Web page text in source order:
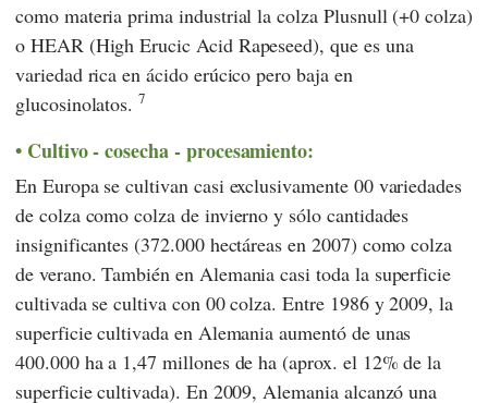
como materia prima industrial la colza Plusnull (+0 colza)
o HEAR (High Erucic Acid Rapeseed), que es una
variedad rica en ácido erúcico pero baja en
glucosinolatos.7
Cultivo - cosecha - procesamiento:
En Europa se cultivan casi exclusivamente 00 variedades
de colza como colza de invierno y sólo cantidades
insignificantes (372.000 hectáreas en 2007) como colza
de verano. También en Alemania casi toda la superficie
cultivada se cultiva con 00 colza. Entre 1986 y 2009, la
superficie cultivada en Alemania aumentó de unas
400.000 ha a 1,47 millones de ha (aprox. el 12% de la
superficie cultivada). En 2009, Alemania alcanzó una